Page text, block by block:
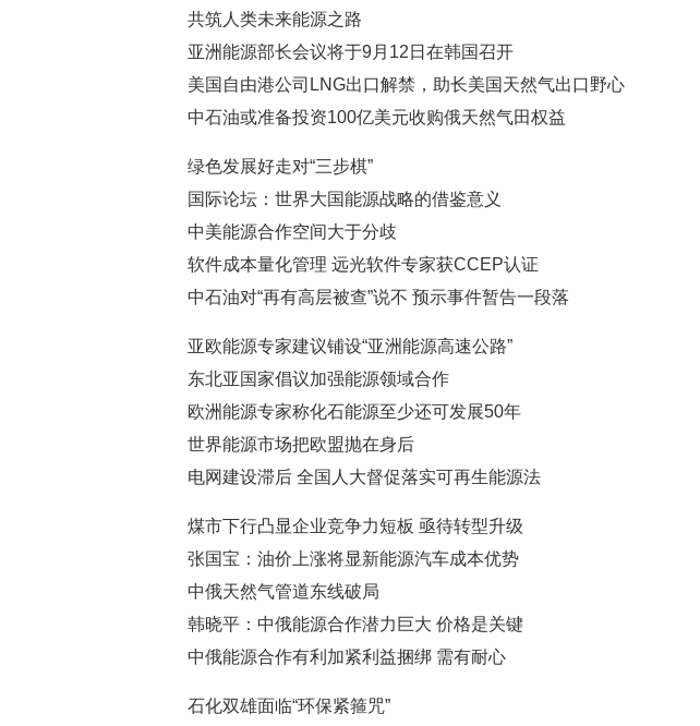
共筑人类未来能源之路
亚洲能源部长会议将于9月12日在韩国召开
美国自由港公司LNG出口解禁，助长美国天然气出口野心
中石油或准备投资100亿美元收购俄天然气田权益
绿色发展好走对“三步棋”
国际论坛：世界大国能源战略的借鉴意义
中美能源合作空间大于分歧
软件成本量化管理 远光软件专家获CCEP认证
中石油对“再有高层被查”说不 预示事件暂告一段落
亚欧能源专家建议铺设“亚洲能源高速公路”
东北亚国家倡议加强能源领域合作
欧洲能源专家称化石能源至少还可发展50年
世界能源市场把欧盟抛在身后
电网建设滞后 全国人大督促落实可再生能源法
煤市下行凸显企业竞争力短板 亟待转型升级
张国宝：油价上涨将显新能源汽车成本优势
中俄天然气管道东线破局
韩晓平：中俄能源合作潜力巨大 价格是关键
中俄能源合作有利加紧利益捆绑 需有耐心
石化双雄面临“环保紧箍咒”